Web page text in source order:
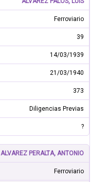
Ferroviario
39
14/03/1939
21/03/1940
373
Diligencias Previas
?
ALVAREZ PERALTA, ANTONIO
Ferroviario